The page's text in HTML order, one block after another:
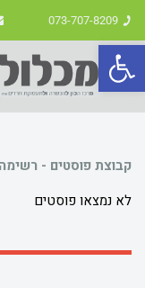
פתח סרגל נגישות
073-707-8209
קבוצת פוסטים -
לא נמצאו פוסטים